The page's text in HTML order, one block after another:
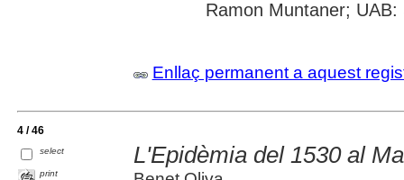
Ramon Muntaner; UAB:
Enllaç permanent a aquest
4 / 46
select
print
L'Epidèmia del 1530 al